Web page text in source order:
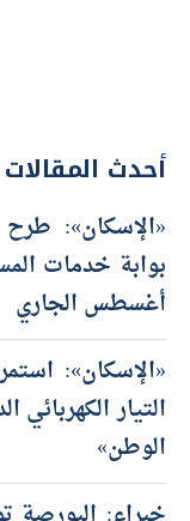
أحدث المقالات
أغسطس الجاري
«الإسكان»:
التيار
الوطن»